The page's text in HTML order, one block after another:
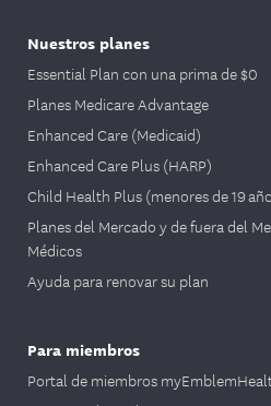
Nuestros planes
Essential Plan con una prima de $0
Planes Medicare Advantage
Enhanced Care (Medicaid)
Enhanced Care Plus (HARP)
Child Health Plus (menores de 19
Planes del Mercado y de fuera del
Médicos
Ayuda para renovar su plan
Para miembros
Portal de miembros